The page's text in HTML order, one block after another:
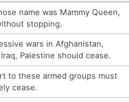
name was Mammy Queen,
stopping.
wars in Afghanistan,
Palestine should cease.
to these armed groups must
cease.